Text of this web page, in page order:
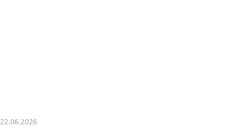
22.06.2026